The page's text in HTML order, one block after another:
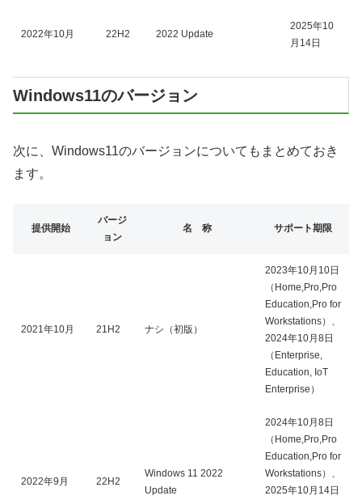
2022年10月 22H2 2022 Update
2025年10
月14日
Windows11のバージョン
次に、Windows11のバージョンについてもまとめておき
ます。
提供開始
バージ
ョン
名 称 サポート期限
2021年10月 21H2 ナシ（初版）
2023年10月10日
（Home,Pro,Pro
Education,Pro for
Workstations）、
2024年10月8日
（Enterprise,
Education, IoT
Enterprise）
2022年9月 22H2
Windows 11 2022
Update
2024年10月8日
（Home,Pro,Pro
Education,Pro for
Workstations）、
2025年10月14日